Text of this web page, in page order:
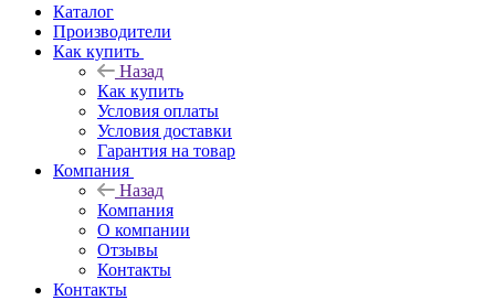
Каталог
Производители
Как купить
Назад
Как купить
Условия оплаты
Условия доставки
Гарантия на товар
Компания
Назад
Компания
О компании
Отзывы
Контакты
Контакты